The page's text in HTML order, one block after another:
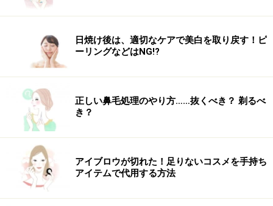
増えるほど、効果が強くなります。
日常生活は＋＋軽いレジャーであれば＋＋＋程度、炎天
下でのレジャーやマリンスポーツでは＋＋＋＋以上ある
といいかもしれません。
SPF・PA値が高いものは、紫外線からしっかり肌を守っ
てくれる気がする反面、肌への負担も大きい気がします
よね。過去に敏感肌の人は、海や山などのレジャーで高
いSPF・PA値の日焼け止めを使って、肌が乾燥したり赤
くなったという経験をした人がいるかもしれません。こ
日焼け後は、適切なケアで美白を取り戻す！ピ
ーリングなどはNG!?
正しい鼻毛処理のやり方……抜くべき？ 剃るべ
き？
アイブロウが切れた！足りないコスメを手持ち
アイテムで代用する方法